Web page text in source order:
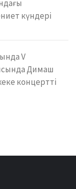
күндері
V
Димаш
концертті